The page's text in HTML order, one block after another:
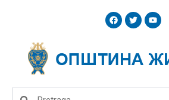
F
a
c
o
o
T
w
i
e
r
Y
o
u
b
e
Search